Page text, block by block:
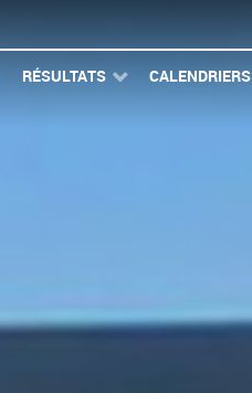
RÉSULTATS CALENDRIERS